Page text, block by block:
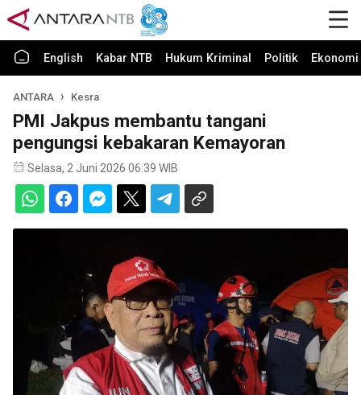
English Kabar NTB Hukum Kriminal Politik
ANTARA Kesra
PMI Jakpus membantu tangani
pengungsi kebakaran Kemayoran
Selasa, 2 Juni 2026 06:39 WIB